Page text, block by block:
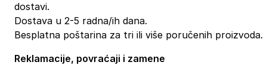
dostavi.
Dostava u 2-5 radna/ih dana.
Besplatna poštarina za tri ili više poručenih proizvoda.
Reklamacije, povraćaji i zamene